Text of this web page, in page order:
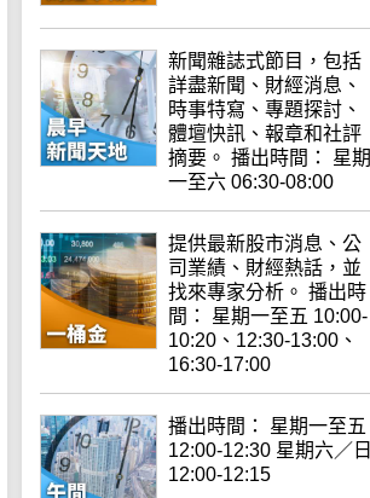
新聞雜誌式節目，包括
詳盡新聞、財經消息、
時事特寫、專題探討、
體壇快訊、報章和社評
摘要。 播出時間： 星期
一至六 06:30-08:00
提供最新股市消息、公
司業績、財經熱話，並
找來專家分析。 播出時
間： 星期一至五 10:00-
10:20、12:30-13:00、
16:30-17:00
播出時間： 星期一至五
12:00-12:30 星期六／日
12:00-12:15